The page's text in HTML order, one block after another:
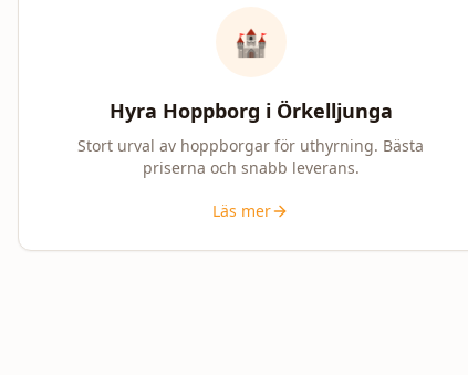
🏰
Hyra Hoppborg i Örkelljunga
Stort urval av hoppborgar för uthyrning. Bästa
priserna och snabb leverans.
Läs mer